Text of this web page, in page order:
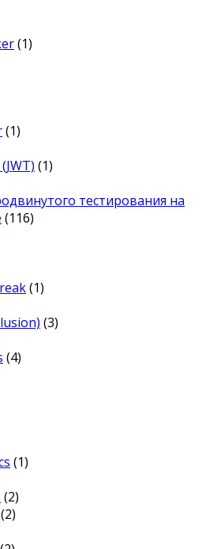
(1)
(1)
(1)
тестирования на
(116)
(1)
(3)
(4)
(1)
(2)
(2)